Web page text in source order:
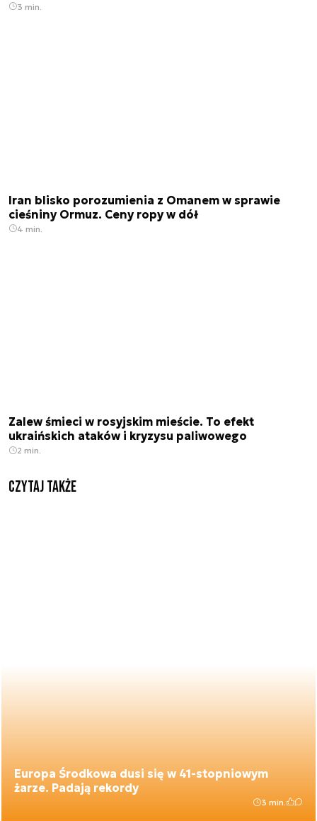
3 min.
Iran blisko porozumienia z Omanem w sprawie
cieśniny Ormuz. Ceny ropy w dół
4 min.
Zalew śmieci w rosyjskim mieście. To efekt
ukraińskich ataków i kryzysu paliwowego
2 min.
Czytaj także
Europa Środkowa dusi się w 41-stopniowym
żarze. Padają rekordy
3 min.